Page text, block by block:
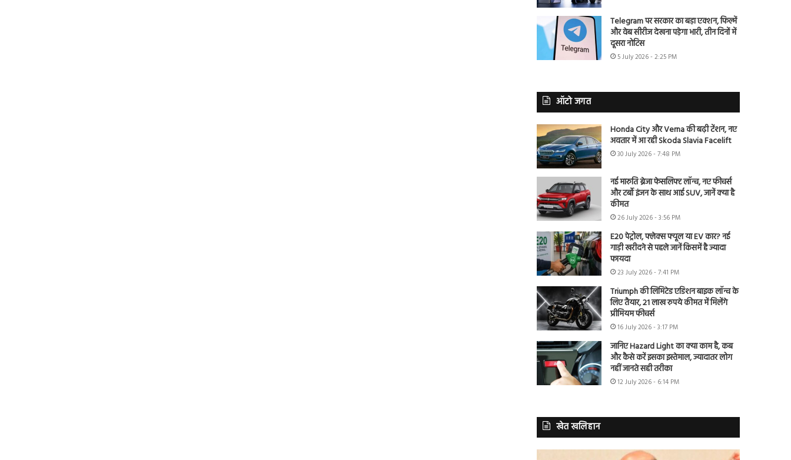
Telegram पर सरकार का बड़ा एक्शन, फिल्में
और वेब सीरीज देखना पड़ेगा भारी, तीन दिनों में
दूसरा नोटिस
5 July 2026 - 2:25 PM
ऑटो जगत
Honda City और Verna की बढ़ी टेंशन, नए
अवतार में आ रही Skoda Slavia Facelift
30 July 2026 - 7:48 PM
नई मारुति ब्रेजा फेसलिफ्ट लॉन्च, नए फीचर्स
और टर्बो इंजन के साथ आई SUV, जानें क्या है
कीमत
26 July 2026 - 3:56 PM
E20 पेट्रोल, फ्लेक्स फ्यूल या EV कार? नई
गाड़ी खरीदने से पहले जानें किसमें है ज्यादा
फायदा
23 July 2026 - 7:41 PM
Triumph की लिमिटेड एडिशन बाइक लॉन्च के
लिए तैयार, 21 लाख रुपये कीमत में मिलेंगे
प्रीमियम फीचर्स
16 July 2026 - 3:17 PM
जानिए Hazard Light का क्या काम है, कब
और कैसे करें इसका इस्तेमाल, ज्यादातर लोग
नहीं जानते सही तरीका
12 July 2026 - 6:14 PM
खेत खलिहान